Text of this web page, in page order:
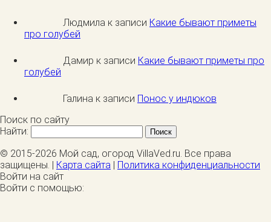
Людмила к записи Какие бывают приметы
про голубей
Дамир к записи Какие бывают приметы про
голубей
Галина к записи Понос у индюков
Поиск по сайту
Найти:
© 2015-2026 Мой сад, огород VillaVed.ru. Все права
защищены. |
Карта сайта
Политика конфиденциальности
Войти на сайт
Войти с помощью: